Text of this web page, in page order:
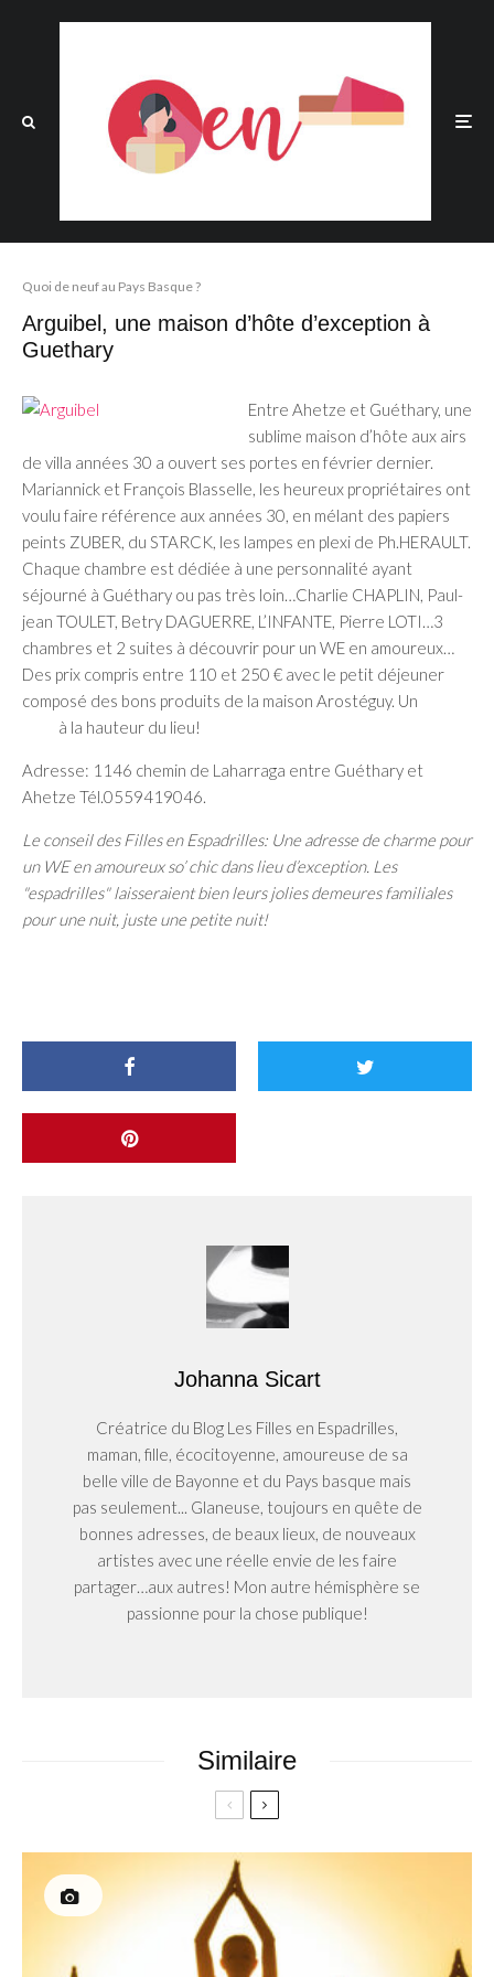
Quoi de neuf au Pays Basque ?
Arguibel, une maison d’hôte d’exception à
Guethary
Entre Ahetze et Guéthary, une
sublime maison d’hôte aux airs
de villa années 30 a ouvert ses portes en février dernier.
Mariannick et François Blasselle, les heureux propriétaires ont
voulu faire référence aux années 30, en mélant des papiers
peints ZUBER, du STARCK, les lampes en plexi de Ph.HERAULT.
Chaque chambre est dédiée à une personnalité ayant
séjourné à Guéthary ou pas très loin…Charlie CHAPLIN, Paul-
jean TOULET, Betry DAGUERRE, L’INFANTE, Pierre LOTI…3
chambres et 2 suites à découvrir pour un WE en amoureux…
Des prix compris entre 110 et 250 € avec le petit déjeuner
composé des bons produits de la maison Arostéguy. Un
à la hauteur du lieu!
Adresse: 1146 chemin de Laharraga entre Guéthary et
Ahetze Tél.0559419046.
Le conseil des Filles en Espadrilles: Une adresse de charme pour
un WE en amoureux so’ chic dans lieu d’exception. Les
"espadrilles" laisseraient bien leurs jolies demeures familiales
pour une nuit, juste une petite nuit!
Johanna Sicart
Créatrice du Blog Les Filles en Espadrilles,
maman, fille, écocitoyenne, amoureuse de sa
belle ville de Bayonne et du Pays basque mais
pas seulement... Glaneuse, toujours en quête de
bonnes adresses, de beaux lieux, de nouveaux
artistes avec une réelle envie de les faire
partager…aux autres! Mon autre hémisphère se
passionne pour la chose publique!
Similaire